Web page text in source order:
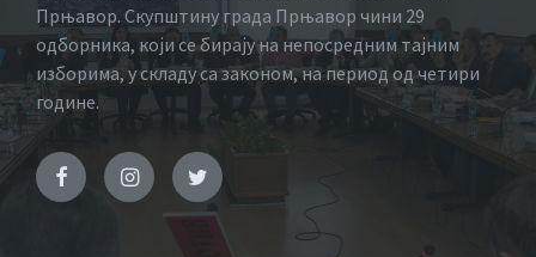
Прњавор. Скупштину града Прњавор чини 29
одборника, који се бирају на непосредним тајним
изборима, у складу са законом, на период од четири
године.